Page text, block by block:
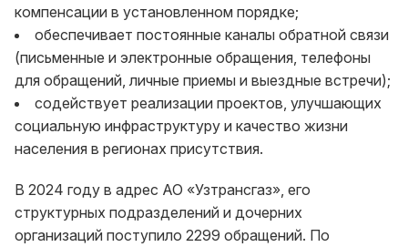
компенсации в установленном порядке;
обеспечивает постоянные каналы обратной связи
(письменные и электронные обращения, телефоны
для обращений, личные приемы и выездные встречи);
содействует реализации проектов, улучшающих
социальную инфраструктуру и качество жизни
населения в регионах присутствия.
В 2024 году в адрес АО «Узтрансгаз», его
структурных подразделений и дочерних
организаций поступило 2299 обращений. По